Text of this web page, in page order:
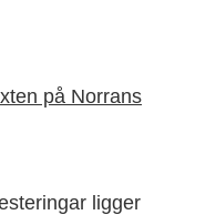
på Norrans
ligger